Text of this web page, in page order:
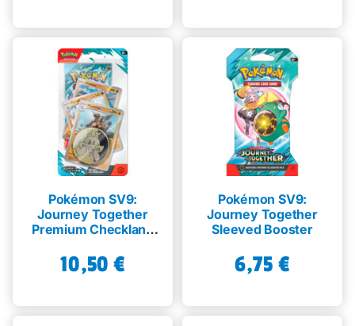
Pokémon SV9:
Journey Together
Premium Checklane
10,50 €
Pokémon SV9:
Journey Together
Sleeved Booster
6,75 €